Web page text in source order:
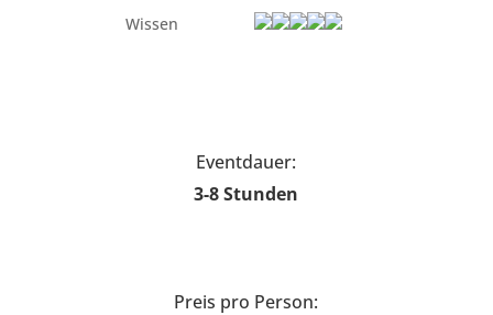
Wissen
Eventdauer:
3-8 Stunden
Preis pro Person: